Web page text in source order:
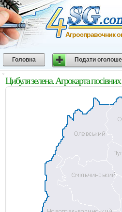
Агросправочник
Головна Подати
Цибуля зелена. Агрокарта